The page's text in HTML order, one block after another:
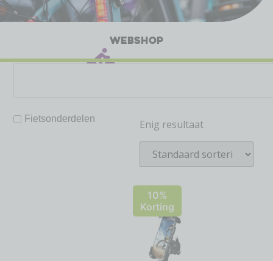
WEBSHOP
Fietsonderdelen Enig resultaat
10%
Korting